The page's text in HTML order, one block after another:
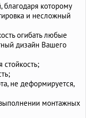
которому
и несложный
огибать любые
дизайн Вашего
стойкость;
не деформируется,
монтажных